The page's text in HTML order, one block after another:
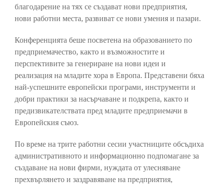
благодарение на тях се създават нови предприятия,
нови работни места, развиват се нови умения и пазари.
Конференцията беше посветена на образованието по
предприемачество, както и възможностите и
перспективите за генериране на нови идеи и
реализация на младите хора в Европа. Представени бяха
най-успешните европейски програми, инструменти и
добри практики за насърчаване и подкрепа, както и
предизвикателствата пред младите предприемачи в
Европейския съюз.
По време на трите работни сесии участниците обсъдиха
административното и информационно подпомагане за
създаване на нови фирми, нуждата от улесняване
прехвърлянето и заздравяване на предприятия,